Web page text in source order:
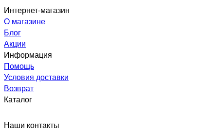
Интернет-магазин
О магазине
Блог
Акции
Информация
Помощь
Условия доставки
Возврат
Каталог
Наши контакты